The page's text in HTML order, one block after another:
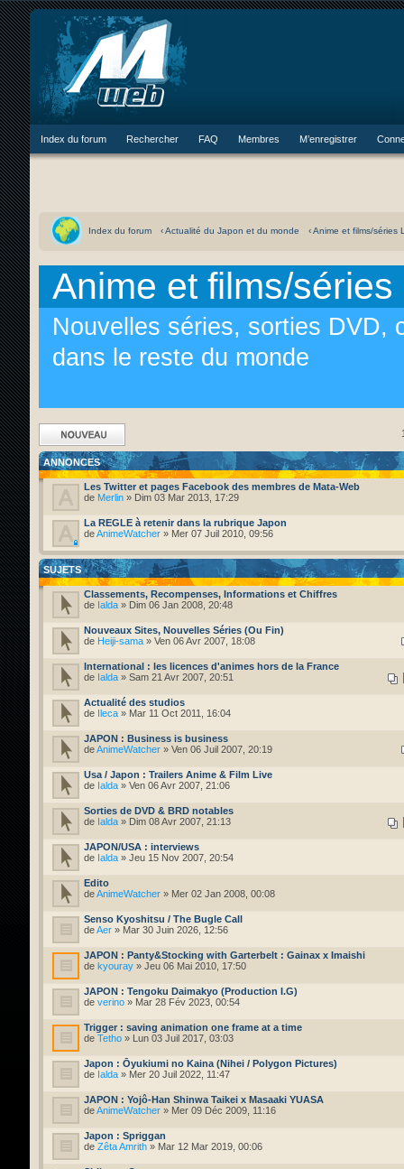
Index du forum Rechercher FAQ Membres M’enregistrer
Index du forum ‹ Actualité du Japon et du monde ‹ Anime et films/séries
Anime et films/
Nouvelles séries, sorties DVD,
dans le reste du monde
Ecrire un nouveau
ANNONCES
Les Twitter et pages Facebook des membres de Mata-Web
de Merlin » Dim 03 Mar 2013, 17:29
La REGLE à retenir dans la rubrique Japon
deAnimeWatcher » Mer 07 Juil 2010, 09:56
SUJETS
Classements, Recompenses, Informations et Chiffres
de Ialda » Dim 06 Jan 2008, 20:48
Nouveaux Sites, Nouvelles Séries (Ou Fin)
de Heiji-sama » Ven 06 Avr 2007, 18:08
International : les licences d'animes hors de la France
de Ialda » Sam 21 Avr 2007, 20:51
Actualité des studios
de Ileca » Mar 11 Oct 2011, 16:04
JAPON : Business is business
deAnimeWatcher » Ven 06 Juil 2007, 20:19
Usa / Japon : Trailers Anime & Film Live
de Ialda » Ven 06 Avr 2007, 21:06
Sorties de DVD & BRD notables
de Ialda » Dim 08 Avr 2007, 21:13
JAPON/USA : interviews
de Ialda » Jeu 15 Nov 2007, 20:54
Edito
deAnimeWatcher » Mer 02 Jan 2008, 00:08
Senso Kyoshitsu / The Bugle Call
deAer » Mar 30 Juin 2026, 12:56
JAPON : Panty&Stocking with Garterbelt : Gainax x Imaishi
de kyouray » Jeu 06 Mai 2010, 17:50
JAPON : Tengoku Daimakyo (Production I.G)
de verino » Mar 28 Fév 2023, 00:54
Trigger : saving animation one frame at a time
de Tetho » Lun 03 Juil 2017, 03:03
Japon : Ōyukiumi no Kaina (Nihei / Polygon Pictures)
de Ialda » Mer 20 Juil 2022, 11:47
JAPON : Yojô-Han Shinwa Taikei x Masaaki YUASA
deAnimeWatcher » Mer 09 Déc 2009, 11:16
Japon : Spriggan
de Zêta Amrith » Mar 12 Mar 2019, 00:06